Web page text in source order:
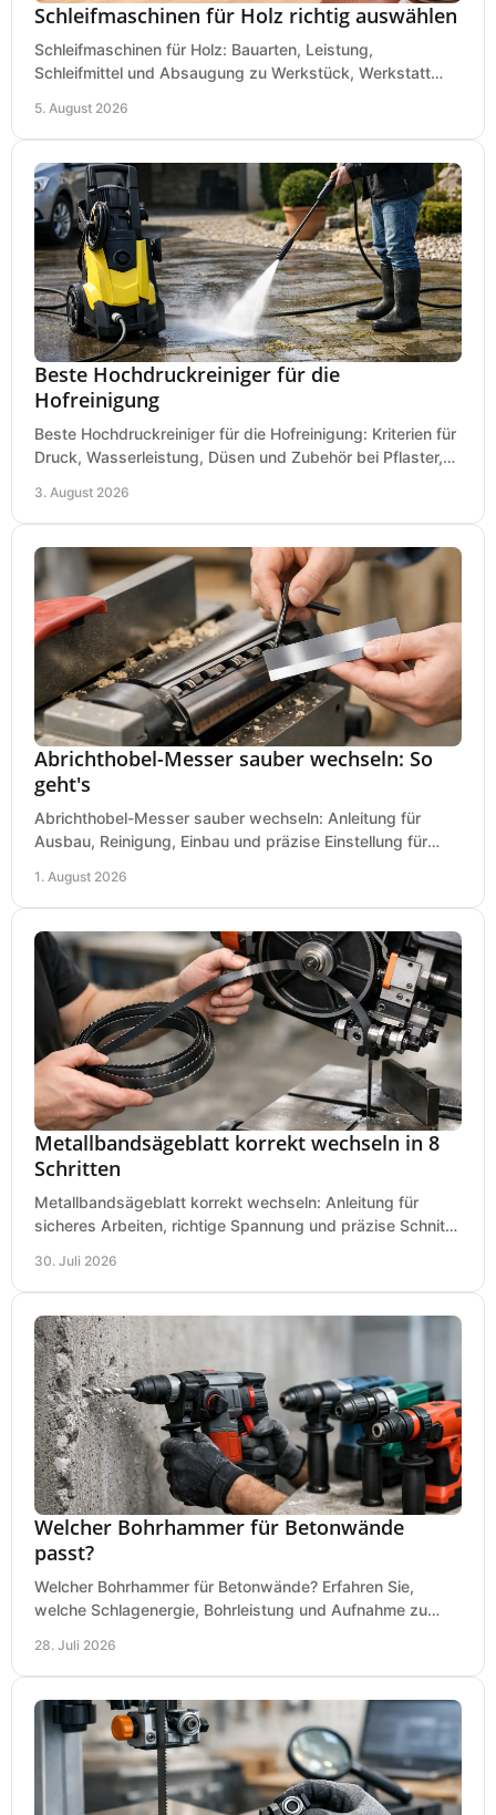
Schleifmaschinen für Holz richtig auswählen
Schleifmaschinen für Holz: Bauarten, Leistung,
Schleifmittel und Absaugung zu Werkstück, Werkstatt
5. August 2026
Beste Hochdruckreiniger für die
Hofreinigung
Beste Hochdruckreiniger für die Hofreinigung: Kriterien für
Druck, Wasserleistung, Düsen und Zubehör bei Pflaster,
3. August 2026
Abrichthobel-Messer sauber wechseln: So
geht's
Abrichthobel-Messer sauber wechseln: Anleitung für
Ausbau, Reinigung, Einbau und präzise Einstellung für
1. August 2026
Metallbandsägeblatt korrekt wechseln in 8
Schritten
Metallbandsägeblatt korrekt wechseln: Anleitung für
sicheres Arbeiten, richtige Spannung und präzise Schnitte
30. Juli 2026
Welcher Bohrhammer für Betonwände
passt?
Welcher Bohrhammer für Betonwände? Erfahren Sie,
welche Schlagenergie, Bohrleistung und Aufnahme zu
28. Juli 2026